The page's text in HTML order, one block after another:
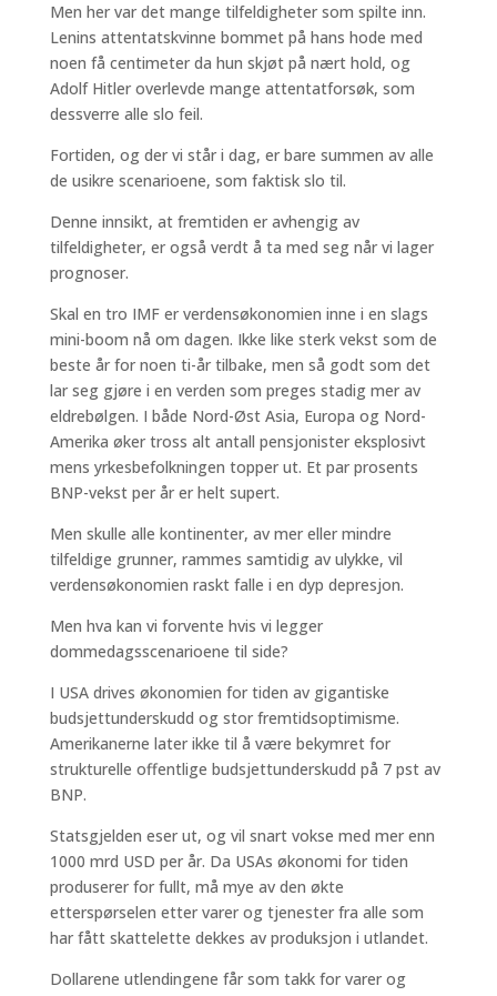
Men her var det mange tilfeldigheter som spilte inn.
Lenins attentatskvinne bommet på hans hode med
noen få centimeter da hun skjøt på nært hold, og
Adolf Hitler overlevde mange attentatforsøk, som
dessverre alle slo feil.
Fortiden, og der vi står i dag, er bare summen av alle
de usikre scenarioene, som faktisk slo til.
Denne innsikt, at fremtiden er avhengig av
tilfeldigheter, er også verdt å ta med seg når vi lager
prognoser.
Skal en tro IMF er verdensøkonomien inne i en slags
mini-boom nå om dagen. Ikke like sterk vekst som de
beste år for noen ti-år tilbake, men så godt som det
lar seg gjøre i en verden som preges stadig mer av
eldrebølgen. I både Nord-Øst Asia, Europa og Nord-
Amerika øker tross alt antall pensjonister eksplosivt
mens yrkesbefolkningen topper ut. Et par prosents
BNP-vekst per år er helt supert.
Men skulle alle kontinenter, av mer eller mindre
tilfeldige grunner, rammes samtidig av ulykke, vil
verdensøkonomien raskt falle i en dyp depresjon.
Men hva kan vi forvente hvis vi legger
dommedagsscenarioene til side?
I USA drives økonomien for tiden av gigantiske
budsjettunderskudd og stor fremtidsoptimisme.
Amerikanerne later ikke til å være bekymret for
strukturelle offentlige budsjettunderskudd på 7 pst av
BNP.
Statsgjelden eser ut, og vil snart vokse med mer enn
1000 mrd USD per år. Da USAs økonomi for tiden
produserer for fullt, må mye av den økte
etterspørselen etter varer og tjenester fra alle som
har fått skattelette dekkes av produksjon i utlandet.
Dollarene utlendingene får som takk for varer og